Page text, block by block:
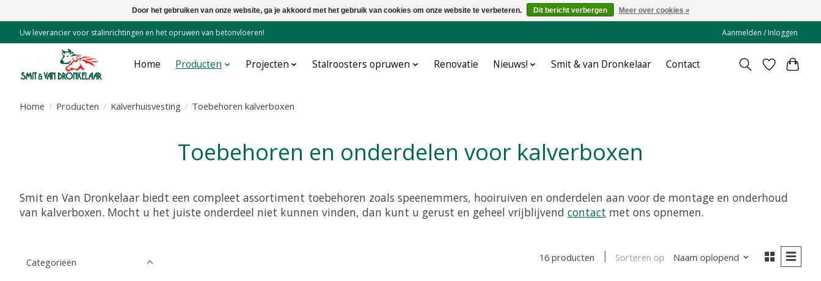
Uw leverancier voor stalinrichtingen en het opruwen van betonvloeren! Aanmelden / Inloggen
Home Producten Projecten Stalroosters opruwen Renovatie Nieuws! Smit & van Dronkelaar Contact
Home / Producten / Kalverhuisvesting / Toebehoren kalverboxen
Toebehoren en onderdelen voor kalverboxen
Smit en Van Dronkelaar biedt een compleet assortiment toebehoren zoals speenemmers, hooiruiven en onderdelen aan voor de montage en onderhoud
van kalverboxen. Mocht u het juiste onderdeel niet kunnen vinden, dan kunt u gerust en geheel vrijblijvend contact met ons opnemen.
Categorieën 16 producten Sorteren op Naam oplopend
Door het gebruiken van onze website, ga je akkoord met het gebruik van cookies om onze website te verbeteren. Dit bericht verbergen Meer over cookies »